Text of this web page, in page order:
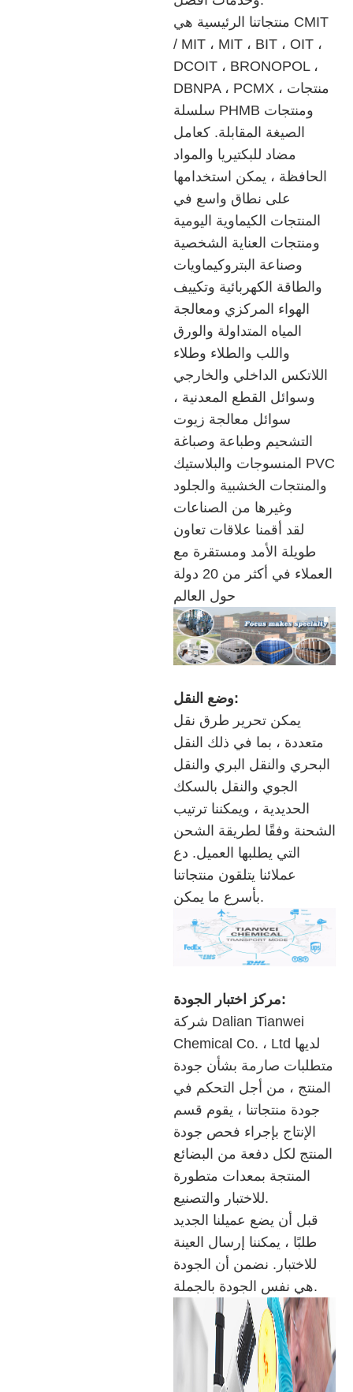
منتجاتنا الرئيسية هي CMIT
/ MIT ، MIT ، BIT ، OIT ،
DCOIT ، BRONOPOL ،
DBNPA ، PCMX ، منتجات
سلسلة PHMB ومنتجات
الصيغة المقابلة. كعامل
مضاد للبكتيريا والمواد
الحافظة ، يمكن استخدامها
على نطاق واسع في
المنتجات الكيماوية اليومية
ومنتجات العناية الشخصية
وصناعة البتروكيماويات
والطاقة الكهربائية وتكييف
الهواء المركزي ومعالجة
المياه المتداولة والورق
واللب والطلاء وطلاء
اللاتكس الداخلي والخارجي
وسوائل القطع المعدنية ،
سوائل معالجة زيوت
التشحيم وطباعة وصباغة
المنسوجات والبلاستيك PVC
والمنتجات الخشبية والجلود
وغيرها من الصناعات
لقد أقمنا علاقات تعاون
طويلة الأمد ومستقرة مع
العملاء في أكثر من 20 دولة
حول العالم
وضع النقل:
يمكن تحرير طرق نقل
متعددة ، بما في ذلك النقل
البحري والنقل البري والنقل
الجوي والنقل بالسكك
الحديدية ، ويمكننا ترتيب
الشحنة وفقًا لطريقة الشحن
التي يطلبها العميل. دع
عملائنا يتلقون منتجاتنا
بأسرع ما يمكن.
مركز اختبار الجودة:
شركة Dalian Tianwei
Chemical Co. ، Ltd لديها
متطلبات صارمة بشأن جودة
المنتج ، من أجل التحكم في
جودة منتجاتنا ، يقوم قسم
الإنتاج بإجراء فحص جودة
المنتج لكل دفعة من البضائع
المنتجة بمعدات متطورة
للاختبار والتصنيع.
قبل أن يضع عميلنا الجديد
طلبًا ، يمكننا إرسال العينة
للاختبار. نضمن أن الجودة
هي نفس الجودة بالجملة.